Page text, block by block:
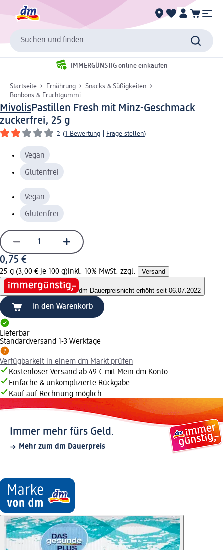
Suchen und finden
IMMERGÜNSTIG online einkaufen
Startseite Ernährung
Snacks & Süßigkeiten
Bonbons & Fruchtgummi
MivolisPastillen Fresh mit Minz-Geschmack
zuckerfrei, 25 g
2 (1 Bewertung Frage stellen)
Vegan
Glutenfrei
Vegan
Glutenfrei
0,75 €
25 g (3,00 € je 100 g)inkl. 10% MwSt. zzgl. Versand
dm Dauerpreisnicht erhöht seit 06.07.2022
In den Warenkorb
Lieferbar
Standardversand 1-3 Werktage
Verfügbarkeit in einem dm Markt prüfen
Kostenloser Versand ab 49 € mit Mein dm Konto
Einfache & unkomplizierte Rückgabe
Kauf auf Rechnung möglich
Immer mehr fürs Geld.
Mehr zum dm Dauerpreis